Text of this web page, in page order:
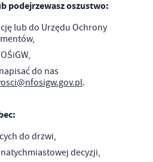
podejrzewasz oszustwo:
lub do Urzędu Ochrony
do nas
.
do drzwi,
decyzji,
pośredników prezentujących nasze